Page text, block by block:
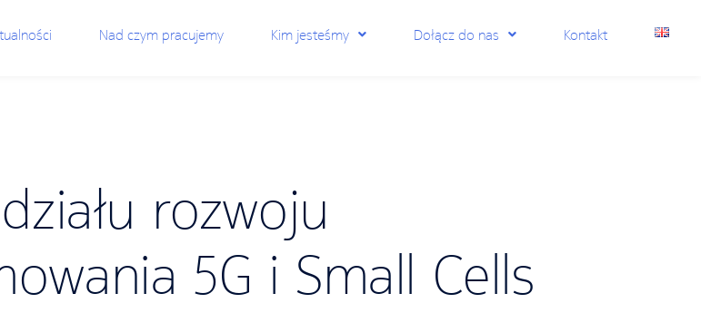
Nad czym pracujemy Kim jesteśmy Dołącz do nas Kontakt
rozwoju
5G i Small Cells